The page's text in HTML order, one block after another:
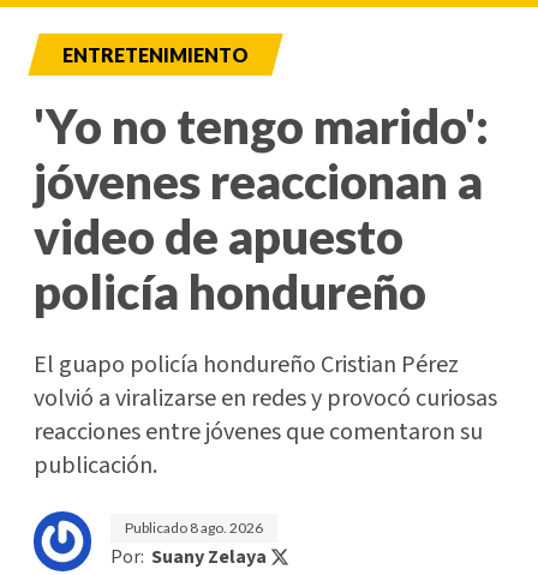
ENTRETENIMIENTO
'Yo no tengo marido':
jóvenes reaccionan a
video de apuesto
policía hondureño
El guapo policía hondureño Cristian Pérez
volvió a viralizarse en redes y provocó curiosas
reacciones entre jóvenes que comentaron su
publicación.
Publicado 8 ago. 2026
Por: Suany Zelaya